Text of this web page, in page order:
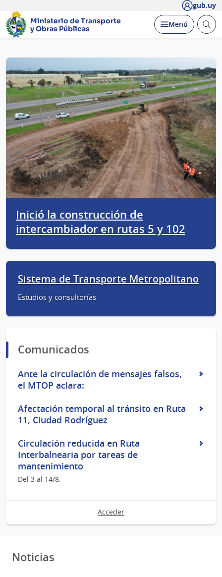
gub.uy
Ministerio de Transporte
y Obras Públicas
Desplegar
Menú Abrir
Página
principal
Inició la construcción de
intercambiador en rutas 5 y 102
Sistema de Transporte Metropolitano
Estudios y consultorías
Comunicados
Ante la circulación de mensajes falsos,
el MTOP aclara:
Afectación temporal al tránsito en Ruta
11, Ciudad Rodríguez
Circulación reducida en Ruta
Interbalnearia por tareas de
mantenimiento
Del 3 al 14/8.
Acceder
Noticias